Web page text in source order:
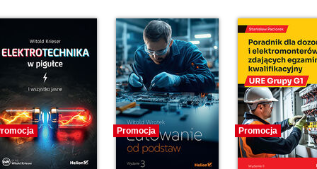
sprzętu
Promocja Promocja